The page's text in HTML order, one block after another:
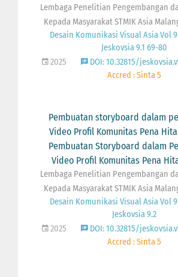
Lembaga Penelitian Pengembangan
Kepada Masyarakat STMIK Asia
Desain Komunikasi Visual Asia Vol 9
Jeskovsia 9.1 69-80
2025
DOI: 10.32815/
Accred : Sinta 5
Pembuatan storyboard dalam
Video Profil Komunitas Pena
Pembuatan Storyboard dalam
Video Profil Komunitas Pena
Lembaga Penelitian Pengembangan
Kepada Masyarakat STMIK Asia
Desain Komunikasi Visual Asia Vol 9
Jeskovsia 9.2
2025
DOI: 10.32815/
Accred : Sinta 5